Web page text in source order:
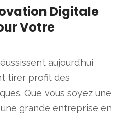
Digitale
Votre
aujourd’hui
tirer profit des
Que vous soyez une
grande entreprise en